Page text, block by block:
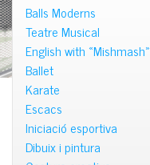
Balls Moderns
Teatre Musical
English with «Mishmash»
Ballet
Karate
Escacs
Iniciació esportiva
Dibuix i pintura